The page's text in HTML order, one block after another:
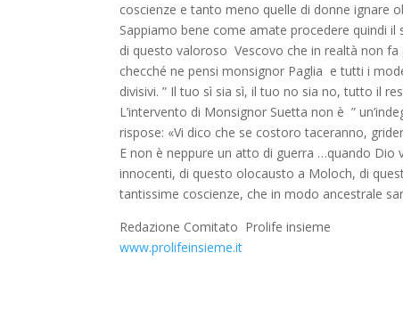
coscienze e tanto meno quelle di donne ignare
Sappiamo bene come amate procedere quindi
di questo valoroso Vescovo che in realtà non
checché ne pensi monsignor Paglia e tutti i
divisivi. ” Il tuo sì sia sì, il tuo no sia no, tutto il
L’intervento di Monsignor Suetta non è ”
rispose: «Vi dico che se costoro taceranno,
E non è neppure un atto di guerra …quando
innocenti, di questo olocausto a Moloch, di
tantissime coscienze, che in modo ancestrale
Redazione Comitato Prolife insieme
www.prolifeinsieme.it